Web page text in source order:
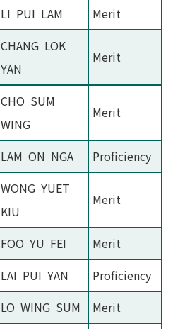
LI PUI LAM Merit
CHANG LOK
YAN
Merit
CHO SUM
WING
Merit
LAM ON NGA Proficiency
WONG YUET
KIU
Merit
FOO YU FEI
Merit
LAI PUI YAN
Proficiency
LO WING SUM Merit